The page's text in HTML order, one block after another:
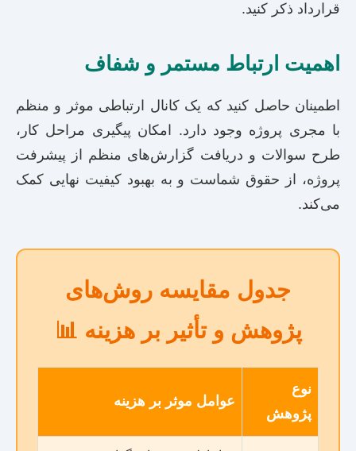
قرارداد ذکر کنید.
اهمیت ارتباط مستمر و شفاف
اطمینان حاصل کنید که یک کانال ارتباطی موثر و منظم
با مجری پروژه وجود دارد. امکان پیگیری مراحل کار،
طرح سوالات و دریافت گزارش‌های منظم از پیشرفت
پروژه، از حقوق شماست و به بهبود کیفیت نهایی کمک
می‌کند.
جدول مقایسه روش‌های
پژوهش و تأثیر بر هزینه 📊
نوع
پژوهش
عوامل موثر بر هزینه